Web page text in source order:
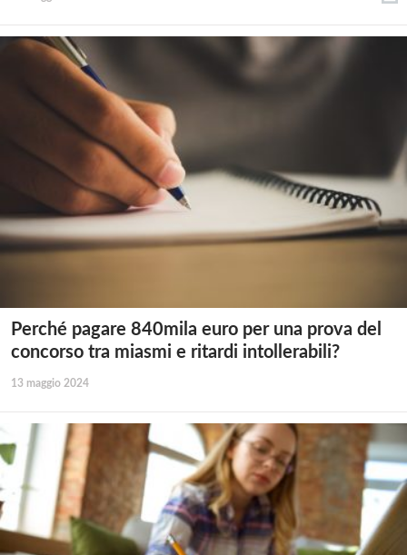
Perché pagare 840mila euro per una prova del
concorso tra miasmi e ritardi intollerabili?
13 maggio 2024